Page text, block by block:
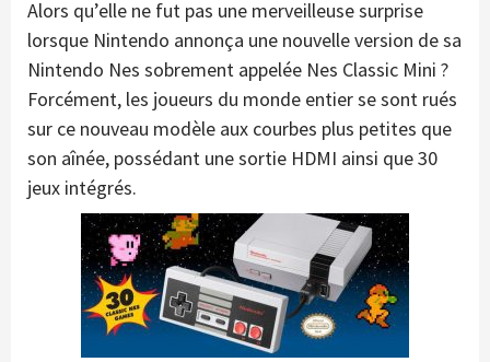
Alors qu’elle ne fut pas une merveilleuse surprise
lorsque Nintendo annonça une nouvelle version de sa
Nintendo Nes sobrement appelée Nes Classic Mini ?
Forcément, les joueurs du monde entier se sont rués
sur ce nouveau modèle aux courbes plus petites que
son aînée, possédant une sortie HDMI ainsi que 30
jeux intégrés.